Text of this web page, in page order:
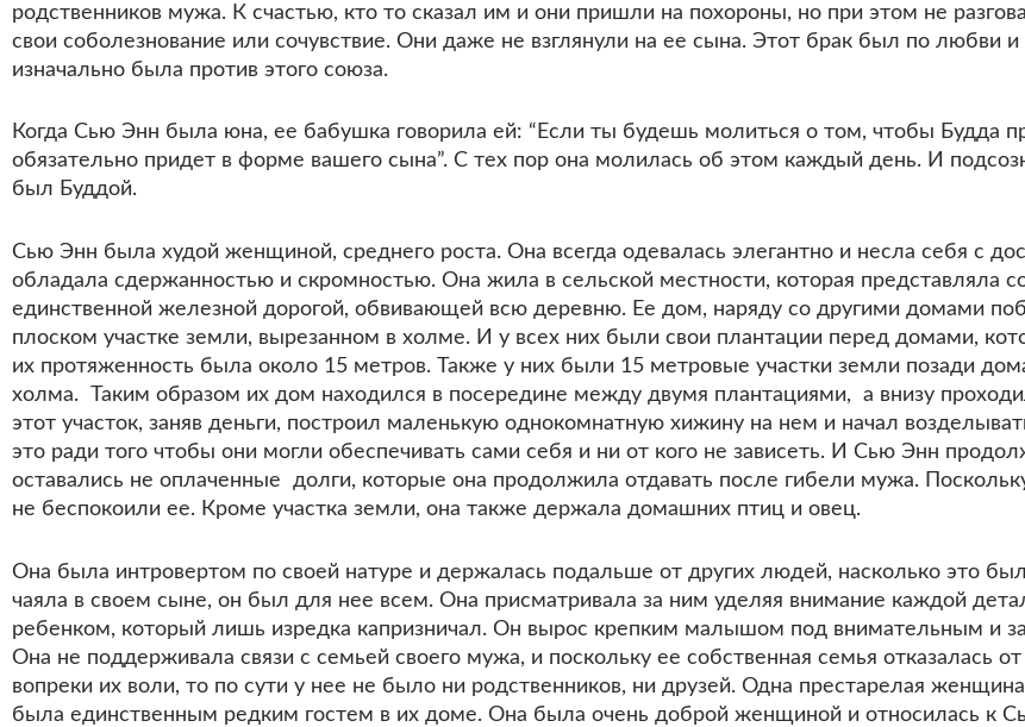
родственников мужа. К счастью, кто то сказал им и они пришли на похороны, но при этом не
свои соболезнование или сочувствие. Они даже не взглянули на ее сына. Этот брак был по любви и
изначально была против этого союза.
Когда Сью Энн была юна, ее бабушка говорила ей: “Если ты будешь молиться о том, чтобы Будда
обязательно придет в форме вашего сына”. С тех пор она молилась об этом каждый день. И
был Буддой.
Сью Энн была худой женщиной, среднего роста. Она всегда одевалась элегантно и несла себя с
обладала сдержанностью и скромностью. Она жила в сельской местности, которая представляла
единственной железной дорогой, обвивающей всю деревню. Ее дом, наряду со другими домами
плоском участке земли, вырезанном в холме. И у всех них были свои плантации перед домами,
их протяженность была около 15 метров. Также у них были 15 метровые участки земли позади
холма. Таким образом их дом находился в посередине между двумя плантациями, а внизу
этот участок, заняв деньги, построил маленькую однокомнатную хижину на нем и начал
это ради того чтобы они могли обеспечивать сами себя и ни от кого не зависеть. И Сью Энн
оставались не оплаченные долги, которые она продолжила отдавать после гибели мужа.
не беспокоили ее. Кроме участка земли, она также держала домашних птиц и овец.
Она была интровертом по своей натуре и держалась подальше от других людей, насколько это
чаяла в своем сыне, он был для нее всем. Она присматривала за ним уделяя внимание каждой
ребенком, который лишь изредка капризничал. Он вырос крепким малышом под внимательным и
Она не поддерживала связи с семьей своего мужа, и поскольку ее собственная семья отказалась
вопреки их воли, то по сути у нее не было ни родственников, ни друзей. Одна престарелая
была единственным редким гостем в их доме. Она была очень доброй женщиной и относилась к